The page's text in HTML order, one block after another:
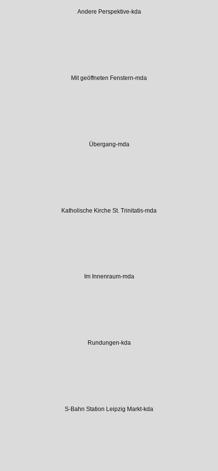
Andere Perspektive-kda
Mit geöffneten Fenstern-mda
Übergang-mda
Katholische Kirche St. Trinitatis-mda
Im Innenraum-mda
Rundungen-kda
S-Bahn Station Leipzig Markt-kda